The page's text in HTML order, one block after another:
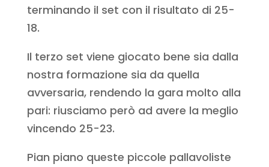
terminando il set con il risultato di 25-
18.
Il terzo set viene giocato bene sia dalla
nostra formazione sia da quella
avversaria, rendendo la gara molto alla
pari: riusciamo però ad avere la meglio
vincendo 25-23.
Pian piano queste piccole pallavoliste